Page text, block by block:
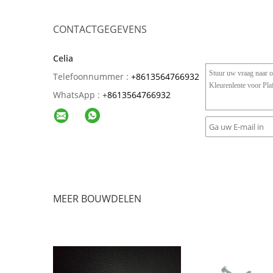
CONTACTGEGEVENS
Celia
Telefoonnummer : +8613564766932
WhatsApp : +8613564766932
MEER BOUWDELEN